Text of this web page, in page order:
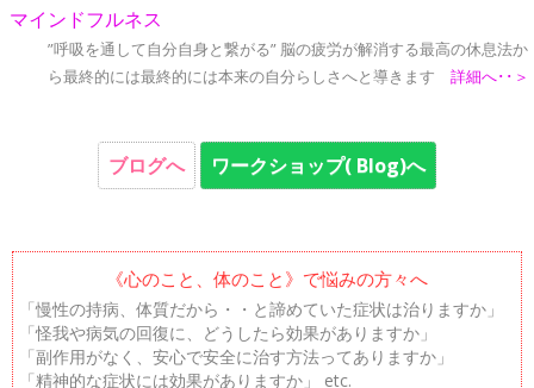
マインドフルネス
”呼吸を通して自分自身と繋がる” 脳の疲労が解消する最高の休息法か
ら最終的には最終的には本来の自分らしさへと導きます 詳細へ･･＞
ブログへ ワークショップ( Blog)へ
《心のこと、体のこと》で悩みの方々へ
「慢性の持病、体質だから・・と諦めていた症状は治りますか」
「怪我や病気の回復に、どうしたら効果がありますか」
「副作用がなく、安心で安全に治す方法ってありますか」
「精神的な症状には効果がありますか」 etc.